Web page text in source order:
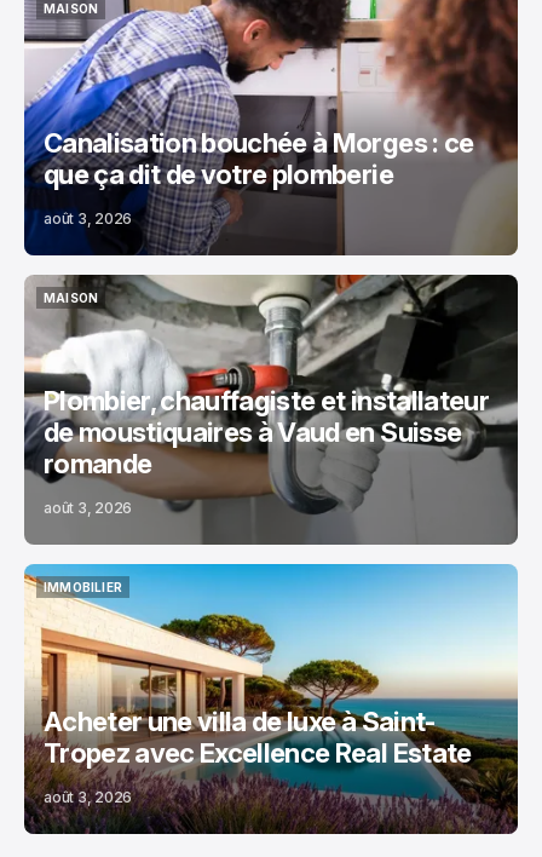
MAISON
MAISON
Canalisation bouchée à Morges : ce
que ça dit de votre plomberie
août 3, 2026
MAISON
MAISON
Plombier, chauffagiste et installateur
de moustiquaires à Vaud en Suisse
romande
août 3, 2026
IMMOBILIER
IMMOBILIER
Acheter une villa de luxe à Saint-
Tropez avec Excellence Real Estate
août 3, 2026